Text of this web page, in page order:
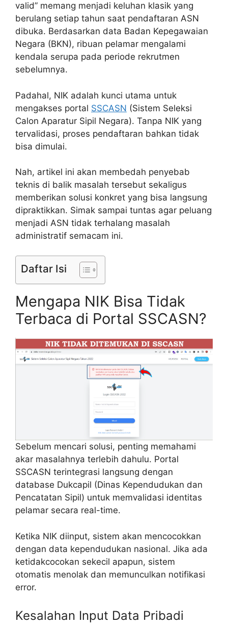
valid” memang menjadi keluhan klasik yang
berulang setiap tahun saat pendaftaran ASN
dibuka. Berdasarkan data Badan Kepegawaian
Negara (BKN), ribuan pelamar mengalami
kendala serupa pada periode rekrutmen
sebelumnya.
Padahal, NIK adalah kunci utama untuk
mengakses portal SSCASN (Sistem Seleksi
Calon Aparatur Sipil Negara). Tanpa NIK yang
tervalidasi, proses pendaftaran bahkan tidak
bisa dimulai.
Nah, artikel ini akan membedah penyebab
teknis di balik masalah tersebut sekaligus
memberikan solusi konkret yang bisa langsung
dipraktikkan. Simak sampai tuntas agar peluang
menjadi ASN tidak terhalang masalah
administratif semacam ini.
Daftar Isi
Mengapa NIK Bisa Tidak
Terbaca di Portal SSCASN?
Sebelum mencari solusi, penting memahami
akar masalahnya terlebih dahulu. Portal
SSCASN terintegrasi langsung dengan
database Dukcapil (Dinas Kependudukan dan
Pencatatan Sipil) untuk memvalidasi identitas
pelamar secara real-time.
Ketika NIK diinput, sistem akan mencocokkan
dengan data kependudukan nasional. Jika ada
ketidakcocokan sekecil apapun, sistem
otomatis menolak dan memunculkan notifikasi
error.
Kesalahan Input Data Pribadi